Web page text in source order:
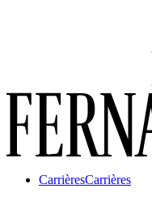
CarrièresCarrières